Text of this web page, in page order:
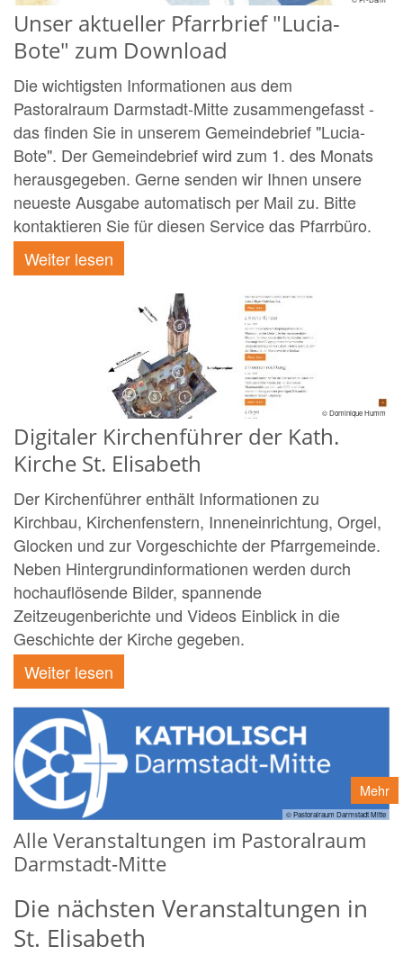
Unser aktueller Pfarrbrief "Lucia-
Bote" zum Download
Die wichtigsten Informationen aus dem
Pastoralraum Darmstadt-Mitte zusammengefasst -
das finden Sie in unserem Gemeindebrief "Lucia-
Bote". Der Gemeindebrief wird zum 1. des Monats
herausgegeben. Gerne senden wir Ihnen unsere
neueste Ausgabe automatisch per Mail zu. Bitte
kontaktieren Sie für diesen Service das Pfarrbüro.
Weiter lesen
© Dominique Humm
Digitaler Kirchenführer der Kath.
Kirche St. Elisabeth
Der Kirchenführer enthält Informationen zu
Kirchbau, Kirchenfenstern, Inneneinrichtung, Orgel,
Glocken und zur Vorgeschichte der Pfarrgemeinde.
Neben Hintergrundinformationen werden durch
hochauflösende Bilder, spannende
Zeitzeugenberichte und Videos Einblick in die
Geschichte der Kirche gegeben.
Weiter lesen
Mehr
© Pastoralraum Darmstadt Mitte
Alle Veranstaltungen im Pastoralraum
Darmstadt-Mitte
Die nächsten Veranstaltungen in
St. Elisabeth